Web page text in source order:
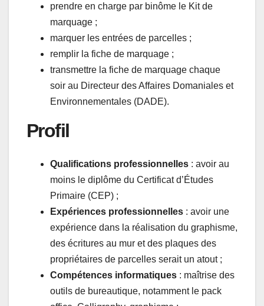
prendre en charge par binôme le Kit de
marquage ;
marquer les entrées de parcelles ;
remplir la fiche de marquage ;
transmettre la fiche de marquage chaque
soir au Directeur des Affaires Domaniales et
Environnementales (DADE).
Profil
Qualifications professionnelles : avoir au
moins le diplôme du Certificat d’Études
Primaire (CEP) ;
Expériences professionnelles : avoir une
expérience dans la réalisation du graphisme,
des écritures au mur et des plaques des
propriétaires de parcelles serait un atout ;
Compétences informatiques : maîtrise des
outils de bureautique, notamment le pack